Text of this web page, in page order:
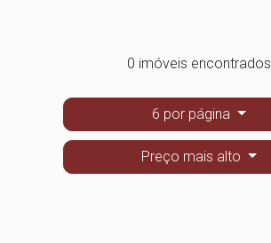
0 imóveis encontrados
6 por página
Preço mais alto